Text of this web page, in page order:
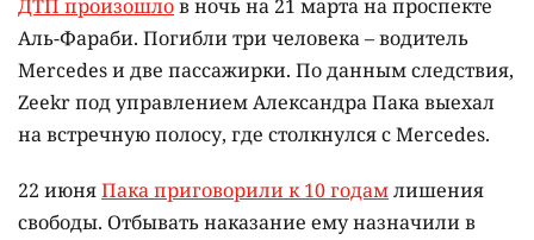
ДТП произошлов ночь на 21 марта на проспекте
Аль-Фараби. Погибли три человека – водитель
Mercedes и две пассажирки. По данным следствия,
Zeekr под управлением Александра Пака выехал
на встречную полосу, где столкнулся с Mercedes.
22 июняПака приговорили к 10 годамлишения
свободы. Отбывать наказание ему назначили в